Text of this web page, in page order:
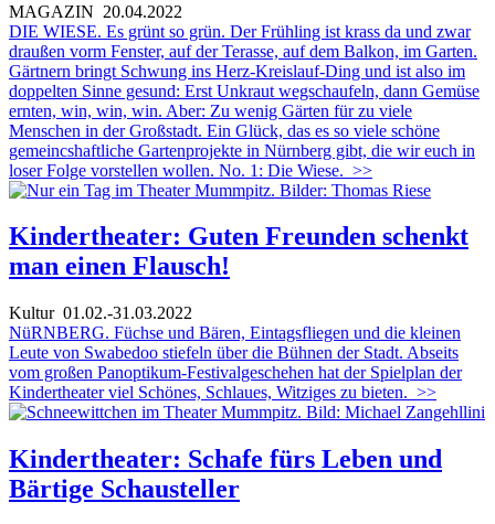
MAGAZIN 20.04.2022
DIE WIESE. Es grünt so grün. Der Frühling ist krass da und zwar
draußen vorm Fenster, auf der Terasse, auf dem Balkon, im Garten.
Gärtnern bringt Schwung ins Herz-Kreislauf-Ding und ist also im
doppelten Sinne gesund: Erst Unkraut wegschaufeln, dann Gemüse
ernten, win, win, win. Aber: Zu wenig Gärten für zu viele
Menschen in der Großstadt. Ein Glück, das es so viele schöne
gemeincshaftliche Gartenprojekte in Nürnberg gibt, die wir euch in
loser Folge vorstellen wollen. No. 1: Die Wiese. >>
Kindertheater: Guten Freunden schenkt
man einen Flausch!
Kultur01.02.-31.03.2022
NüRNBERG. Füchse und Bären, Eintagsfliegen und die kleinen
Leute von Swabedoo stiefeln über die Bühnen der Stadt. Abseits
vom großen Panoptikum-Festivalgeschehen hat der Spielplan der
Kindertheater viel Schönes, Schlaues, Witziges zu bieten. >>
Kindertheater: Schafe fürs Leben und
Bärtige Schausteller